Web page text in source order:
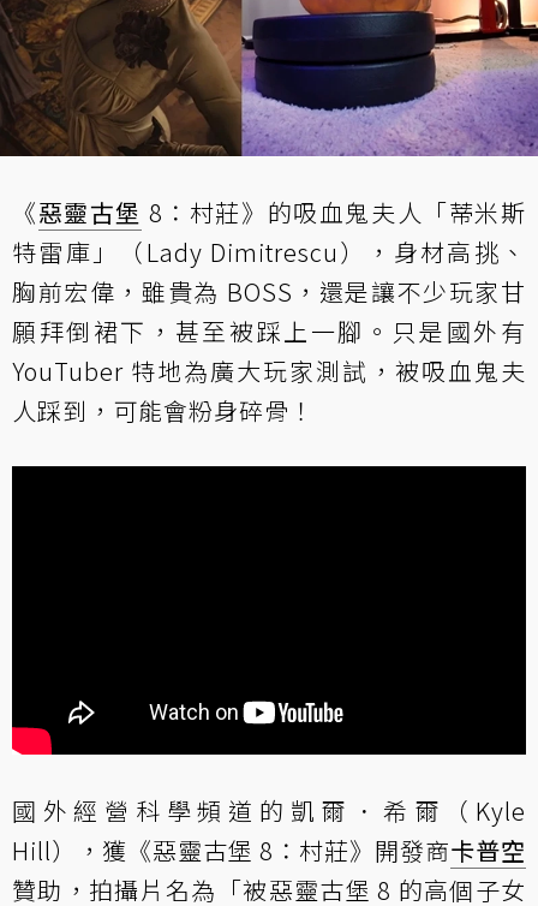
《惡靈古堡 8：村莊》的吸血鬼夫人「蒂米斯
特雷庫」（Lady Dimitrescu），身材高挑、
胸前宏偉，雖貴為 BOSS，還是讓不少玩家甘
願拜倒裙下，甚至被踩上一腳。只是國外有
YouTuber 特地為廣大玩家測試，被吸血鬼夫
人踩到，可能會粉身碎骨！
國外經營科學頻道的凱爾．希爾（Kyle
Hill），獲《惡靈古堡 8：村莊》開發商卡普空
贊助，拍攝片名為「被惡靈古堡 8 的高個子女